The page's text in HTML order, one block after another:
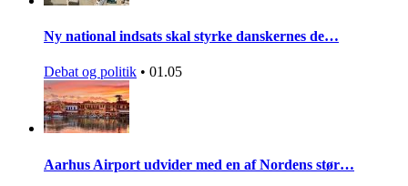
Ny national indsats skal styrke danskernes de…
Debat og politik • 01.05
Aarhus Airport udvider med en af Nordens stør…